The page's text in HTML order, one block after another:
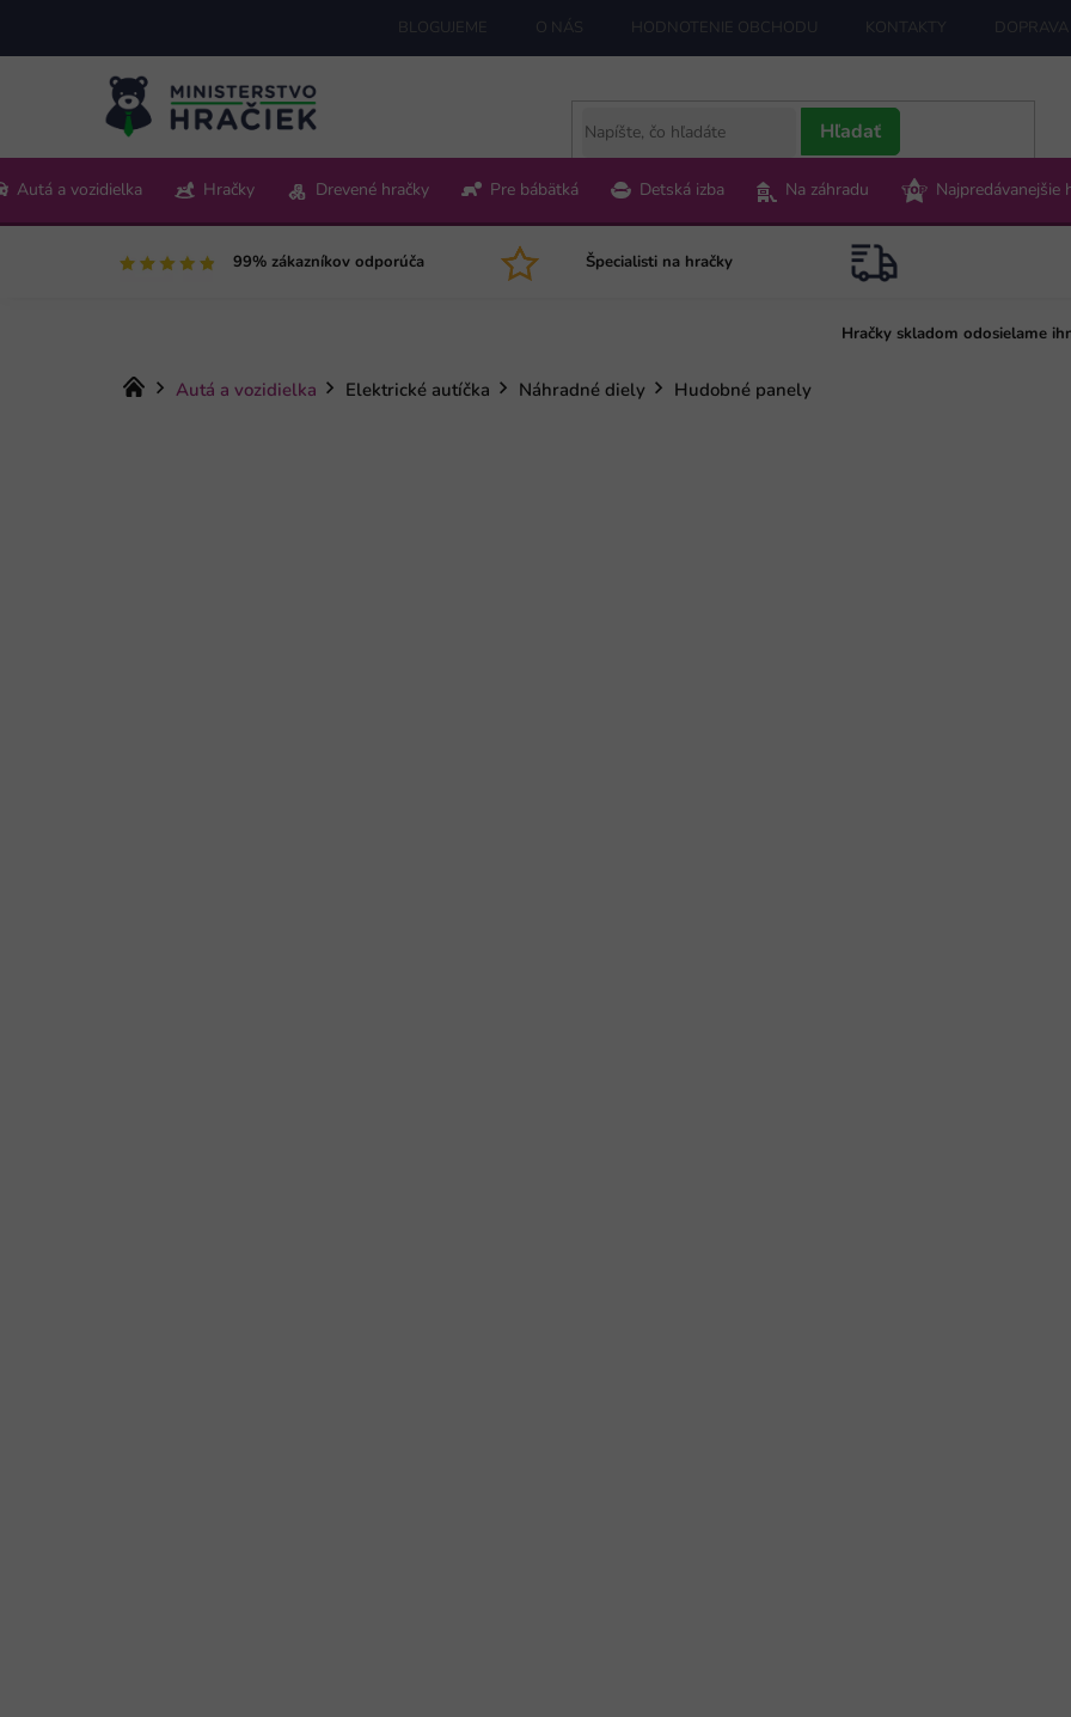
obsah
BLOGUJEME O NÁS HODNOTENIE OBCHODU KONTAKTY
Pon-Pia 9:00-15:00
Hľadať
Autá a vozidielka Hračky Drevené hračky Pre bábätká Detská izba Na záhradu Najpredávanejšie
99% zákazníkov odporúča Špecialisti na hračky
Hračky skladom odosielame
Domov
Autá a vozidielka Elektrické autíčka Náhradné diely Hudobné panely